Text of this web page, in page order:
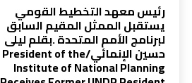
رئيس معهد التخطيط القومي
يستقبل الممثل المقيم السابق
لبرنامج الأمم المتحدة .بقلم ليلى
حسين الإنمائي/President of the
Institute of National Planning